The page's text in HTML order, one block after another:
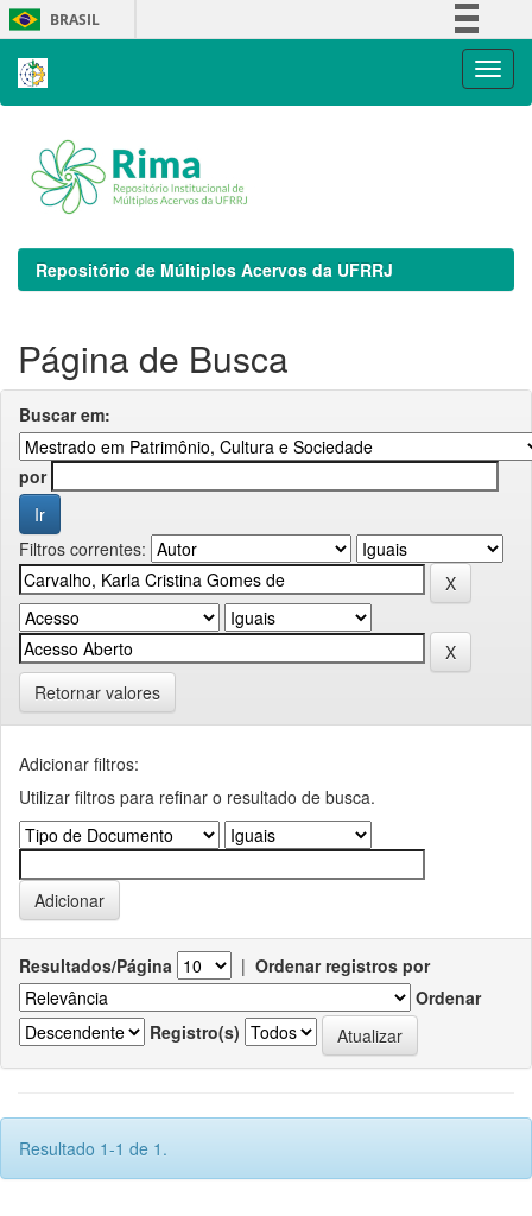
Skip
navigation
BRASIL
Repositório de Múltiplos Acervos da UFRRJ
Página de Busca
Buscar em:
por
Filtros correntes:
Retornar valores
Adicionar filtros:
Utilizar filtros para refinar o resultado de busca.
Resultados/Página | Ordenar registros por
Ordenar
Registro(s)
Resultado 1-1 de 1.